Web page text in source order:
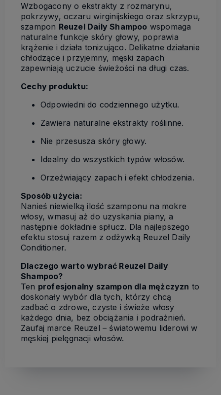
Wzbogacony o ekstrakty z rozmarynu,
pokrzywy, oczaru wirginijskiego oraz skrzypu,
szampon Reuzel Daily Shampoo wspomaga
naturalne funkcje skóry głowy, poprawia
krążenie i działa tonizująco. Delikatne działanie
chłodzące i przyjemny, męski zapach
zapewniają uczucie świeżości na długi czas.
Cechy produktu:
Odpowiedni do codziennego użytku.
Zawiera naturalne ekstrakty roślinne.
Nie przesusza skóry głowy.
Idealny do wszystkich typów włosów.
Orzeźwiający zapach i efekt chłodzenia.
Sposób użycia:
Nanieś niewielką ilość szamponu na mokre
włosy, wmasuj aż do uzyskania piany, a
następnie dokładnie spłucz. Dla najlepszego
efektu stosuj razem z odżywką Reuzel Daily
Conditioner.
Dlaczego warto wybrać Reuzel Daily
Shampoo?
Ten profesjonalny szampon dla mężczyzn to
doskonały wybór dla tych, którzy chcą
zadbać o zdrowe, czyste i świeże włosy
każdego dnia, bez obciążania i podrażnień.
Zaufaj marce Reuzel – światowemu liderowi w
męskiej pielęgnacji włosów.